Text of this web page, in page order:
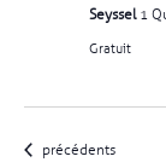
Seyssel 1
Gratuit
Évènements
précédents